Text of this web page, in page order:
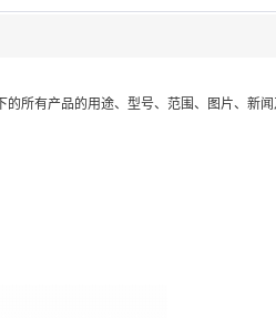
下的所有产品的用途、型号、范围、图片、新